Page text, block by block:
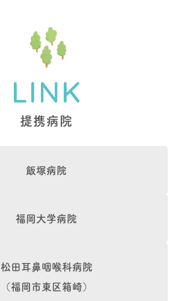
提携病院
飯塚病院
福岡大学病院
松田耳鼻咽喉科病院
（福岡市東区箱崎）